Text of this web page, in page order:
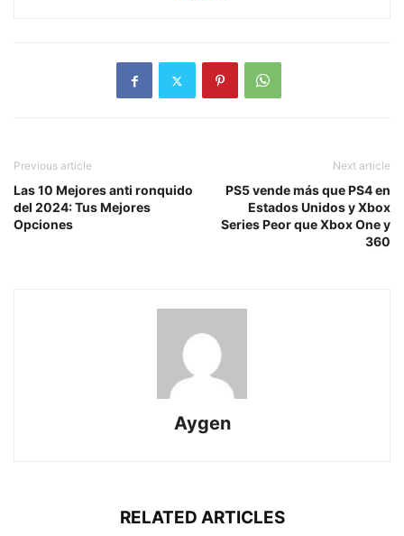
Previous article
Las 10 Mejores anti ronquido
del 2024: Tus Mejores
Opciones
Next article
PS5 vende más que PS4 en
Estados Unidos y Xbox
Series Peor que Xbox One y
360
Aygen
RELATED ARTICLES